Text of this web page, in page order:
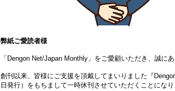
弊紙ご愛読者様
「Dengon Net/Japan Monthly」をご愛顧いただき、誠に
創刊以来、皆様にご支援を頂戴してまいりました『
日発行）をもちまして一時休刊させていただくことになり